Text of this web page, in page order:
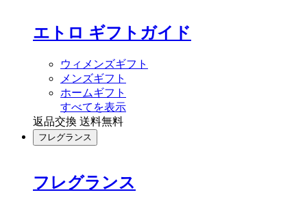
エトロ ギフトガイド
ウィメンズギフト
メンズギフト
ホームギフト
すべてを表示
返品交換 送料無料
フレグランス
フレグランス